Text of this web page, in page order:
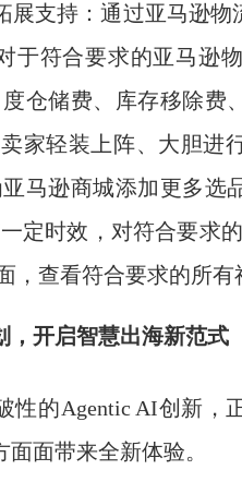
展支持：通过亚马逊
于符合要求的亚马逊
仓储费、库存移除费
家轻装上阵、大胆进
马逊商城添加更多选
定时效，对符合要求
，查看符合要求的所有
，开启智慧出海新范式
性的Agentic AI创新，
面带来全新体验。